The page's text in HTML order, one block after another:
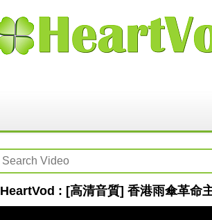
HeartVod : [高清音質] 香港雨傘革命